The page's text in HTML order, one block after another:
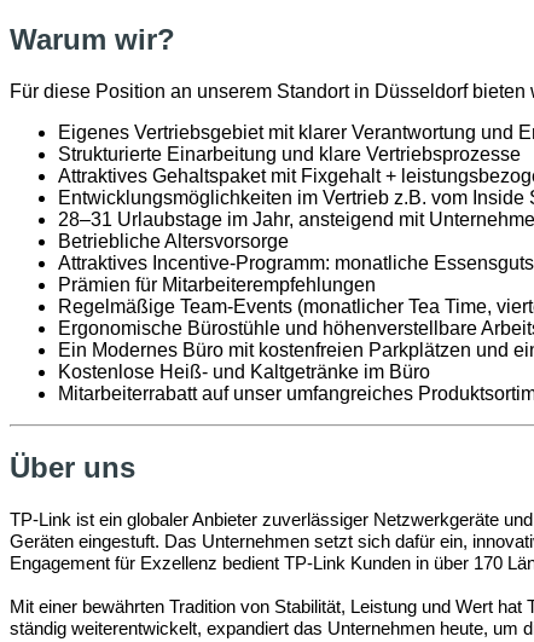
Warum wir?
Für diese Position an unserem Standort in Düsseldorf bieten
Eigenes Vertriebsgebiet mit klarer Verantwortung und
Strukturierte Einarbeitung und klare Vertriebsprozesse
Attraktives Gehaltspaket mit Fixgehalt +
Entwicklungsmöglichkeiten im Vertrieb z.B. vom Inside
28–31 Urlaubstage im Jahr, ansteigend mit
Betriebliche Altersvorsorge
Attraktives Incentive-Programm: monatliche
Prämien für Mitarbeiterempfehlungen
Regelmäßige Team-Events (monatlicher Tea Time,
Ergonomische Bürostühle und höhenverstellbare
Ein Modernes Büro mit kostenfreien Parkplätzen und
Kostenlose Heiß- und Kaltgetränke im Büro
Mitarbeiterrabatt auf unser umfangreiches
Über uns
TP-Link ist ein globaler Anbieter zuverlässiger Netzwerkgeräte
Geräten eingestuft. Das Unternehmen setzt sich dafür ein,
Engagement für Exzellenz bedient TP-Link Kunden in über 170
Mit einer bewährten Tradition von Stabilität, Leistung und Wert
ständig weiterentwickelt, expandiert das Unternehmen heute, um